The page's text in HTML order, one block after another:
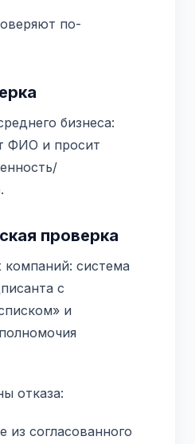
по-
бизнеса:
ФИО и просит
проверка
система
с
и
отказа:
из согласованного